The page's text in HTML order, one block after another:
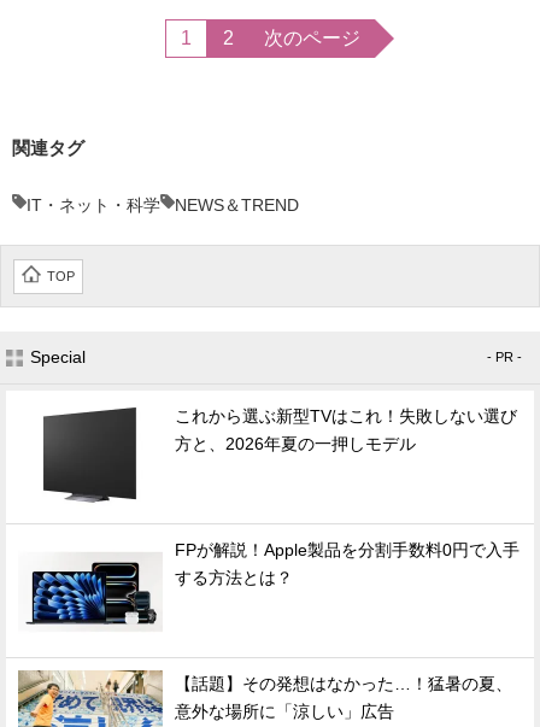
1 2 次のページ
関連タグ
IT・ネット・科学 NEWS＆TREND
TOP
Special - PR -
これから選ぶ新型TVはこれ！失敗しない選び
方と、2026年夏の一押しモデル
FPが解説！Apple製品を分割手数料0円で入手
する方法とは？
【話題】その発想はなかった…！猛暑の夏、
意外な場所に「涼しい」広告